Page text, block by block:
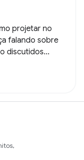
projetar no
falando sobre
discutidos...